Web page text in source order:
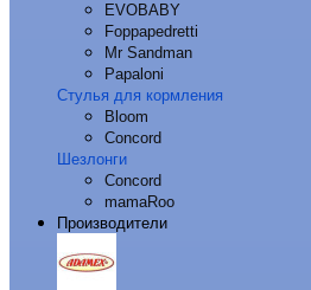
EVOBABY
Foppapedretti
Mr Sandman
Papaloni
Стулья для кормления
Bloom
Concord
Шезлонги
Concord
mamaRoo
Производители